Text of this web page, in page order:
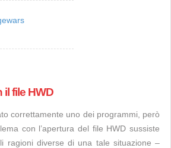
file HWD
correttamente uno dei programmi, però
con l’apertura del file HWD sussiste
ragioni diverse di una tale situazione –